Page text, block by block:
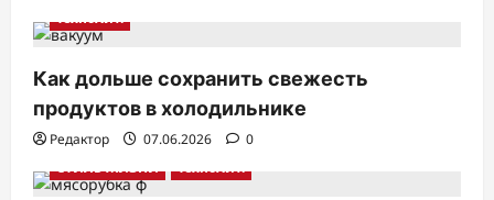
и
с
я
м
ТехноХит.
Как дольше сохранить свежесть
продуктов в холодильнике
Редактор 07.06.2026
0
СТИЛЬ ЖИЗНИ
ТехноХит.